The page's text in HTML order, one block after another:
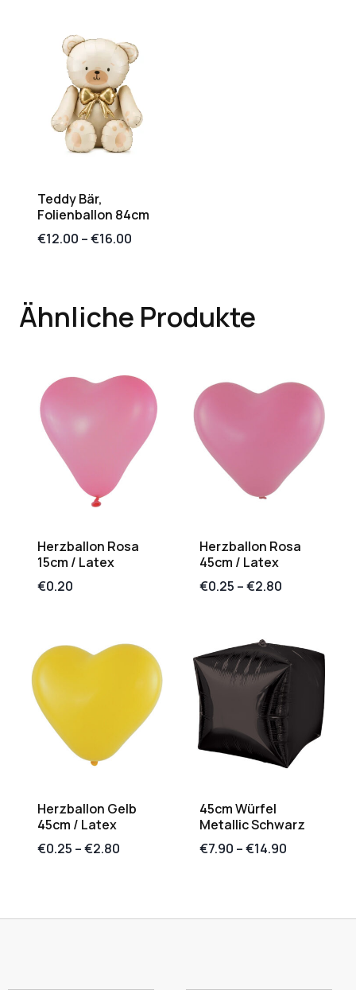
Teddy Bär,
Folienballon 84cm
€12.00 –€16.00
Ähnliche Produkte
Herzballon Rosa
15cm / Latex
€0.20
Herzballon Rosa
45cm / Latex
€0.25 –€2.80
Herzballon Gelb
45cm / Latex
€0.25 –€2.80
45cm Würfel
Metallic Schwarz
€7.90 –€14.90